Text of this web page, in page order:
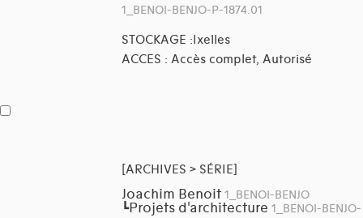
1_BENOI-BENJO-P-1874.01
STOCKAGE :Ixelles
ACCES : Accès complet, Autorisé
[ARCHIVES > SÉRIE]
Joachim Benoit 1_BENOI-BENJO
┗Projets d'architecture 1_BENOI-BENJO-